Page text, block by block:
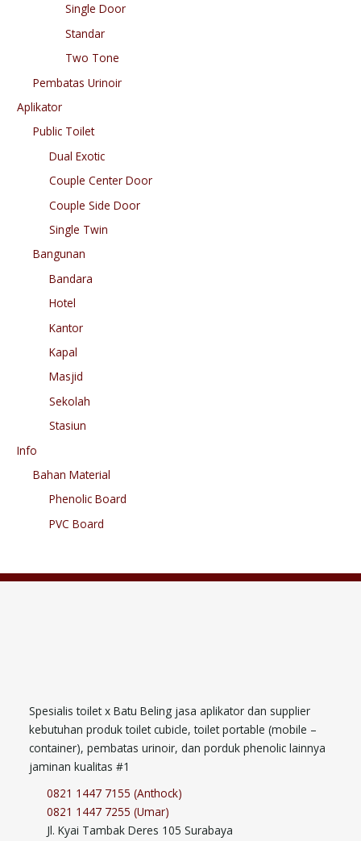
Single Door
Standar
Two Tone
Pembatas Urinoir
Aplikator
Public Toilet
Dual Exotic
Couple Center Door
Couple Side Door
Single Twin
Bangunan
Bandara
Hotel
Kantor
Kapal
Masjid
Sekolah
Stasiun
Info
Bahan Material
Phenolic Board
PVC Board
Spesialis toilet x Batu Beling jasa aplikator dan supplier
kebutuhan produk toilet cubicle, toilet portable (mobile –
container), pembatas urinoir, dan porduk phenolic lainnya
jaminan kualitas #1
0821 1447 7155 (Anthock)
0821 1447 7255 (Umar)
Jl. Kyai Tambak Deres 105 Surabaya